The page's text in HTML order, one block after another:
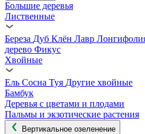
Большие деревья
Лиственные
Береза Дуб Клён Лавр
дерево Фикус
Хвойные
Ель Сосна Туя Другие хвойные
Бамбук
Деревья с цветами и плодами
Пальмы и экзотические растения
Вертикальное озеленение